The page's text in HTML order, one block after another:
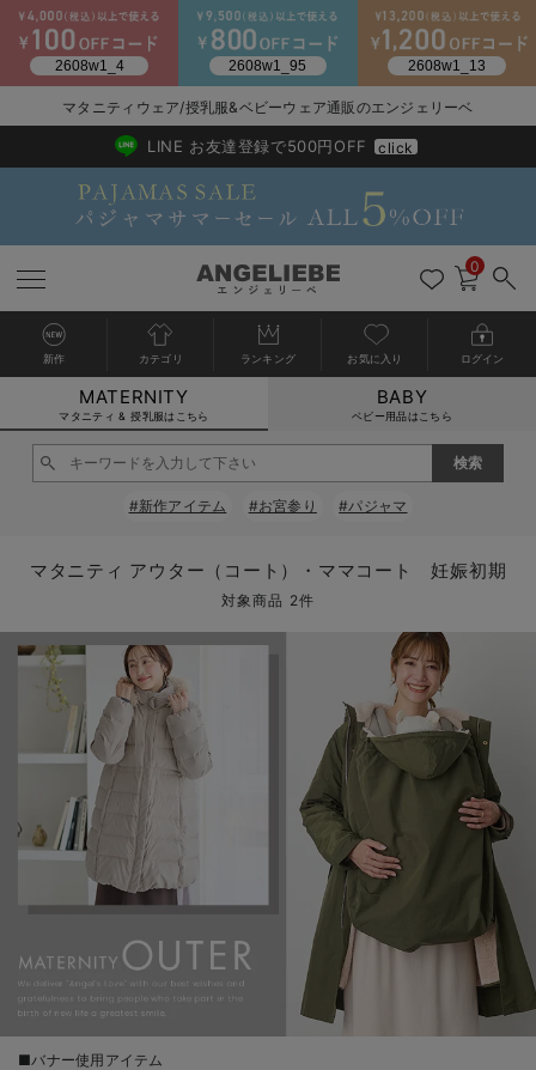
マタニティウェア全て
マタニティ ワンピース
マタニティ トップス
マタニティ アウター（コート）・ママコート
マタニティ 下着・インナー全て
授乳ブラ・マタニティブラ（マタニティインナー・産後用品）
マタニティ 授乳 キャミソール
産褥ショーツ
骨盤・マタニティベルト （妊娠中・産後）
産後 ガードル インナー
マタニティ 腹巻き
授乳服全て
マタニティ フォーマル全て
マタニティ スーツ
マタニティ ドレス（結婚式・お呼ばれ）
マタニティ フォーマル パンツ・ボトムス
授乳用品全て
妊婦用 抱き枕・授乳クッション
マタニティレッグウェア全て
マタニティストッキング・タイツ
マタニティ ボディケア全て
アウトレット全て
【アウトレット】ワンピース
【アウトレット】パジャマ
【アウトレット】インナー
【アウトレット】ベビー
特集全て
コットン素材
冷房対策
接触冷感素材
Tシャツブラ
ブラトップ
快適機能ウェア特集 トップス
快適機能ウェア特集 ボトムス
快適機能ウェア特集 パジャマ
再入荷全て
再入荷｜インナー
戻る
送料無料アイテム全て
ワンピース
スカート
パジャマ
戻る
ブラキャミ おまとめ
MAX55%OFF ブラック
戻る
【37周年祭セール】
【37周年祭セール】
戻る
気温差別オススメア
【15℃】3月下旬～
戻る
動きやすく着回しで
戻る
強撚スムース(コスパ
戻る
マタニティウェア
【おまとめ割】パジ
戻る
こだわりの履き心地
カジュアル
オフィス
戻る
ジャケット派
きれいめ美脚パンツ派
ツィード派
王道シンプル派
セットアップ派
戻る
出産準備応援割全て
マタニティパジャマ
戻る
【オフィスカジュア
戻る
レギンスタイプ
戻る
【フォーマル】ワン
戻る
【ベビー】長袖
戻る
ハンカチ
短肌着
セット
戻る
快適ウェア10%OFF
快適ウェア10%OFF
戻る
春のマタニティワン
セットアップ・ レイ
ジャンパースカート/
ワーク・オフィス
フォーマル / オケー
あったかアイテム｜
戻る
Gift Selection 出産
〜3,000円（税込）
10,001円（税込）〜
女の子におススメの
男の子におススメの
もらって嬉しいギフト
かわいくておもしろ
何枚あっても嬉しい
長く使えるアイテム
お部屋映えアイテム
戻る
冬の冷え対策インナ
薄くてあったか
保温&リカバリー
レギンス・タイツ
カップ付きインナー
あったか度◎
戻る
入院準備の持ち物チ
入院してすぐ使うグ
戻る
冬のあったか特集全て
【冬のあったか特集
【冬のあったか特集
マタニティウェア/授乳服&ベビーウェア通販のエンジェリーベ
2026/NewArrival
送料495円(一部地域を除く) 7,700円以上で送料無料
LINE お友達登録で500円OFF click
0
新作 カテゴリ ランキング お気に入り ログイン
MATERNITY
マタニティ & 授乳服はこちら
BABY
ベビー用品はこちら
#新作アイテム #お宮参り #パジャマ
マタニティ アウター（コート）・ママコート 妊娠初期
対象商品 2件
■バナー使用アイテム
カートに入れる
閉じる